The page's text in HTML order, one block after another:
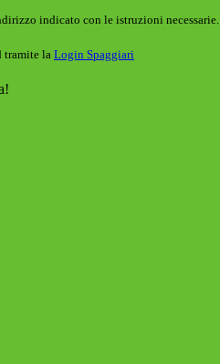
indicato con le istruzioni necessarie.
tramite la Login Spaggiari